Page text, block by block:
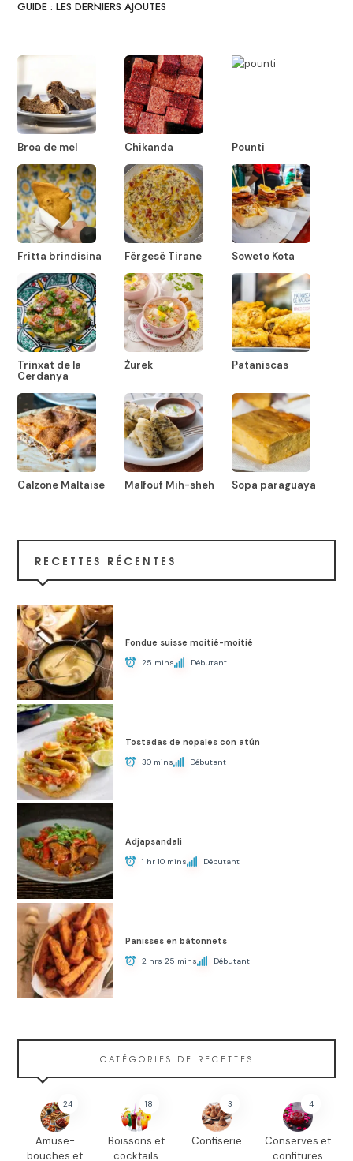
GUIDE : LES DERNIERS AJOUTES
Broa de mel Chikanda Pounti
Fritta brindisina Fërgesë Tirane Soweto Kota
Trinxat de la
Cerdanya
Żurek Pataniscas
Calzone Maltaise Malfouf Mih-sheh Sopa paraguaya
RECETTES RÉCENTES
Fondue suisse moitié-moitié
25 mins Débutant
Tostadas de nopales con atún
30 mins Débutant
Adjapsandali
1 hr 10 mins Débutant
Panisses en bâtonnets
2 hrs 25 mins Débutant
CATÉGORIES DE RECETTES
24
Amuse-
bouches et
18
Boissons et
cocktails
3
Confiserie
4
Conserves et
confitures